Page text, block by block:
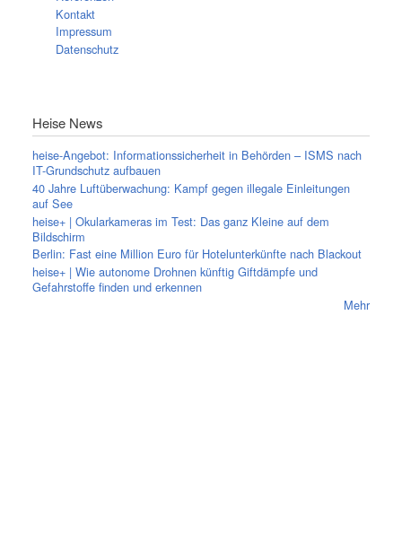
Kontakt
Impressum
Datenschutz
Heise News
heise-Angebot: Informationssicherheit in Behörden – ISMS nach
IT-Grundschutz aufbauen
40 Jahre Luftüberwachung: Kampf gegen illegale Einleitungen
auf See
heise+ | Okularkameras im Test: Das ganz Kleine auf dem
Bildschirm
Berlin: Fast eine Million Euro für Hotelunterkünfte nach Blackout
heise+ | Wie autonome Drohnen künftig Giftdämpfe und
Gefahrstoffe finden und erkennen
Mehr